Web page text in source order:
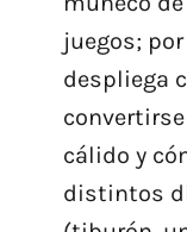
juegos;
despliega
cálido y
distintos